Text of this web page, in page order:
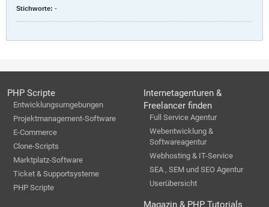
Stichworte: -
PHP Scripte
Entwicklungsumgebungen
Projektmanagement-Software
E-Commerce
Clone-Scripts
Marktplatz-Software
Ticket & Supportsysteme
PHP Scripte
Internetagenturen &
Freelancer finden
Full Service Agentur
Webentwicklung &
Softwareagentur
Webhosting & IT-Service
SEA , SEM und SEO Agentur
Userübersicht
Magazin & PHP Tutorials